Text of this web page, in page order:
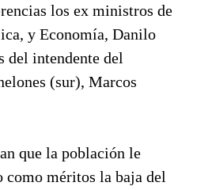
los ex ministros de
y Economía, Danilo
del intendente del
(sur), Marcos
que la población le
como méritos la baja del